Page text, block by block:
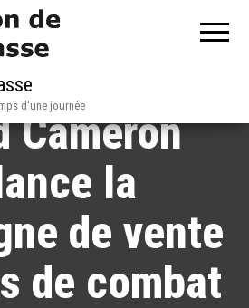
d'une journée
Cameron
la
de vente
de combat